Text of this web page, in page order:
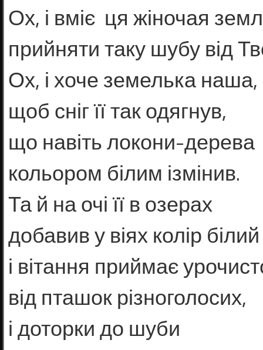
Ох, і вміє ця жіночая
прийняти таку шубу від
Ох, і хоче земелька наша,
щоб сніг її так одягнув,
що навіть локони-дерева
кольором білим ізмінив.
Та й на очі її в озерах
добавив у віях колір білий
і вітання приймає
від пташок різноголосих,
і доторки до шуби